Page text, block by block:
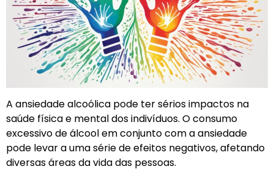
A ansiedade alcoólica pode ter sérios impactos na
saúde física e mental dos indivíduos. O consumo
excessivo de álcool em conjunto com a ansiedade
pode levar a uma série de efeitos negativos, afetando
diversas áreas da vida das pessoas.